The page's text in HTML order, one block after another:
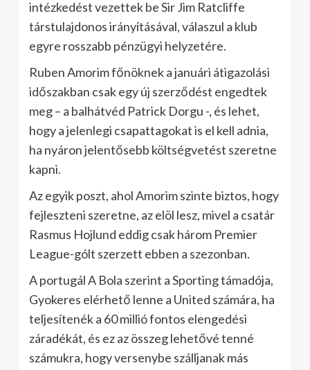
intézkedést vezettek be Sir Jim Ratcliffe
társtulajdonos irányításával, válaszul a klub
egyre rosszabb pénzügyi helyzetére.
Ruben Amorim főnöknek a januári átigazolási
időszakban csak egy új szerződést engedtek
meg – a balhátvéd Patrick Dorgu -, és lehet,
hogy a jelenlegi csapattagokat is el kell adnia,
ha nyáron jelentősebb költségvetést szeretne
kapni.
Az egyik poszt, ahol Amorim szinte biztos, hogy
fejleszteni szeretne, az elöl lesz, mivel a csatár
Rasmus Hojlund eddig csak három Premier
League-gólt szerzett ebben a szezonban.
A portugál A Bola szerint a Sporting támadója,
Gyokeres elérhető lenne a United számára, ha
teljesítenék a 60 millió fontos elengedési
záradékát, és ez az összeg lehetővé tenné
számukra, hogy versenybe szálljanak más